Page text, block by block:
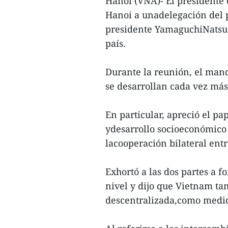
Hanoi a unadelegación del
presidente
país.
Durante la reunión, el
se desarrollan cada vez
En particular, apreció el
ydesarrollo
lacooperación bilateral
Exhortó a las dos partes a
nivel y dijo que Vietnam
descentralizada,como